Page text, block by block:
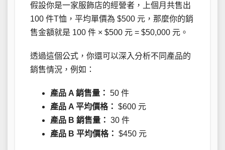
假設你是一家服飾店的經營者，上個月共售出
100 件T恤，平均單價為 $500 元，那麼你的銷
售金額就是 100 件 × $500 元 = $50,000 元。
透過這個公式，你還可以深入分析不同產品的
銷售情況，例如：
產品 A 銷售量： 50 件
產品 A 平均價格： $600 元
產品 B 銷售量： 30 件
產品 B 平均價格： $450 元